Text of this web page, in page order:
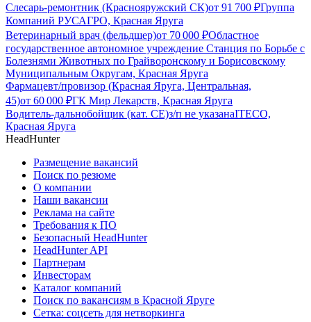
Слесарь-ремонтник (Краснояружский СК)от 91 700 ₽Группа
Компаний РУСАГРО, Красная Яруга
Ветеринарный врач (фельдшер)от 70 000 ₽Областное
государственное автономное учреждение Станция по Борьбе с
Болезнями Животных по Грайворонскому и Борисовскому
Муниципальным Округам, Красная Яруга
Фармацевт/провизор (Красная Яруга, Центральная,
45)от 60 000 ₽ГК Мир Лекарств, Красная Яруга
Водитель-дальнобойщик (кат. CE)з/п не указанаITECO,
Красная Яруга
HeadHunter
Размещение вакансий
Поиск по резюме
О компании
Наши вакансии
Реклама на сайте
Требования к ПО
Безопасный HeadHunter
HeadHunter API
Партнерам
Инвесторам
Каталог компаний
Поиск по вакансиям в Красной Яруге
Сетка: соцсеть для нетворкинга